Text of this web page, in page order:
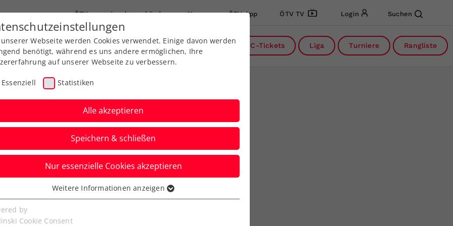
ÖTV Landesverbände News ÖTV App ÖTV TV Login Suchen
Ausbildung Services Über uns DC-Tickets Liga Turniere Rangliste
powered by
Webseite werden Cookies verwendet. Einige davon werden
benötigt, während es uns andere ermöglichen, Ihre
auf unserer Webseite zu verbessern.
Essenziell Statistiken
Alle akzeptieren
Speichern & schließen
Nur essenzielle Cookies akzeptieren
Cookies werden für grundlegende Funktionen der
benötigt. Dadurch ist gewährleistet, dass die Webseite
Weitere Informationen anzeigen
by
Cookie Consent